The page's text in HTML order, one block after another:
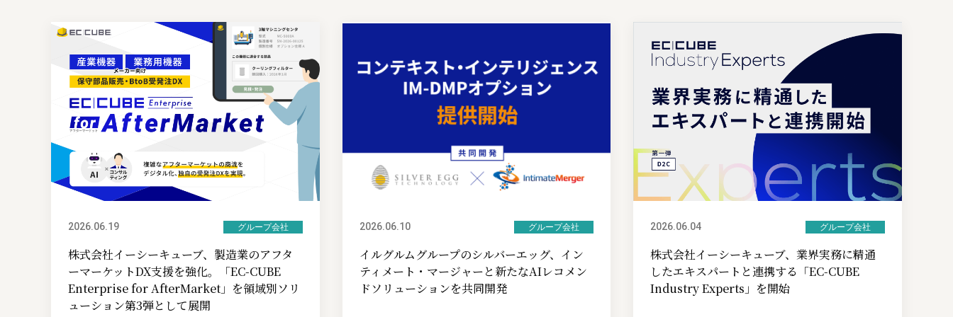
2026.06.19 グループ会社
株式会社イーシーキューブ、製造業のアフタ
ーマーケットDX支援を強化。「EC-CUBE
Enterprise for AfterMarket」を領域別ソリ
ューション第3弾として展開
2026.06.10 グループ会社
イルグルムグループのシルバーエッグ、イン
ティメート・マージャーと新たなAIレコメン
ドソリューションを共同開発
2026.06.04 グループ会社
株式会社イーシーキューブ、業界実務に精通
したエキスパートと連携する「EC-CUBE
Industry Experts」を開始